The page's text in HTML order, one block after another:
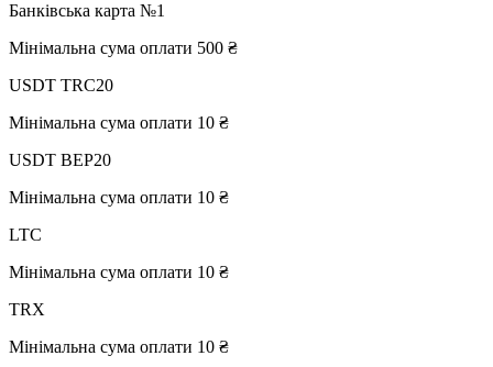
Банківська карта №1
Мінімальна сума оплати 500 ₴
USDT TRC20
Мінімальна сума оплати 10 ₴
USDT BEP20
Мінімальна сума оплати 10 ₴
LTC
Мінімальна сума оплати 10 ₴
TRX
Мінімальна сума оплати 10 ₴